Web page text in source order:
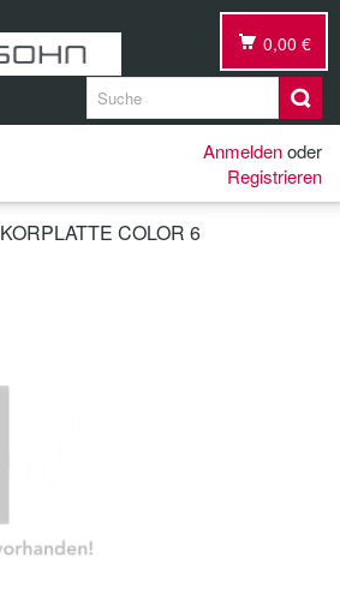
0,00 €
Anmeldenoder
Registrieren
COLOR 6